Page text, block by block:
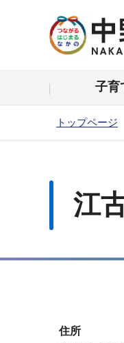
の
頭
子育
トップページ
江
住所
ナ